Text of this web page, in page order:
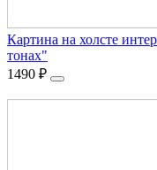
Картина на холсте
тонах"
1490 ₽